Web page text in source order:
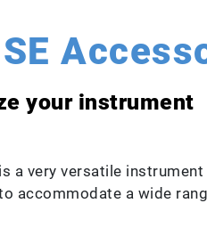
your instrument
a very versatile
accommodate a wide